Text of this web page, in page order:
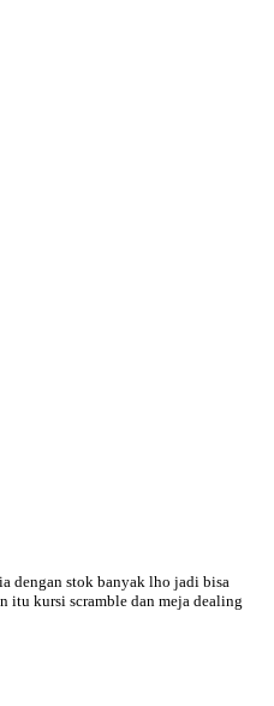
dengan stok banyak lho jadi bisa
itu kursi scramble dan meja dealing